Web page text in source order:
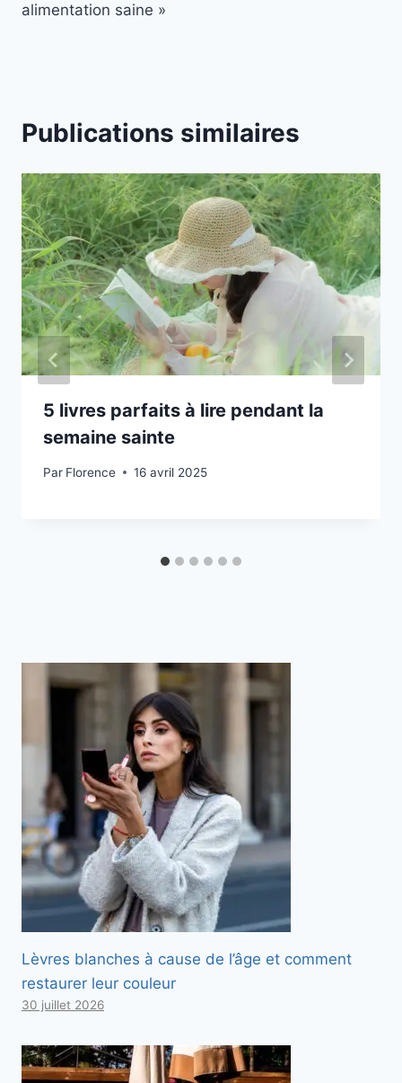
alimentation saine »
Publications similaires
5 livres parfaits à lire pendant la
semaine sainte
Par Florence 16 avril 2025
Lèvres blanches à cause de l’âge et comment
restaurer leur couleur
30 juillet 2026